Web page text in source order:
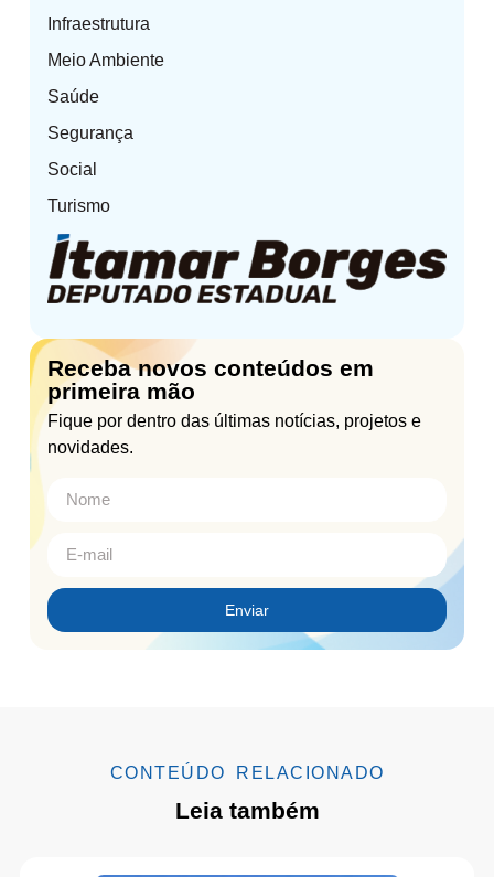
Infraestrutura
Meio Ambiente
Saúde
Segurança
Social
Turismo
Receba novos conteúdos em
primeira mão
Fique por dentro das últimas notícias, projetos e
novidades.
Enviar
CONTEÚDO RELACIONADO
Leia também